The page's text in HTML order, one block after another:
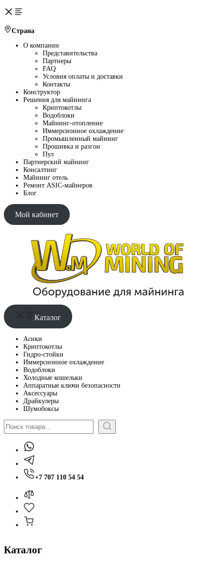
Страна
О компании
Представительства
Партнеры
FAQ
Условия оплаты и доставки
Контакты
Конструктор
Решения для майнинга
Криптокотлы
Водоблоки
Майнинг-отопление
Иммерсионное охлаждение
Промышленный майнинг
Прошивка и разгон
Пул
Партнерский майнинг
Консалтинг
Майнинг отель
Ремонт ASIC-майнеров
Блог
Мой кабинет
Каталог
Асики
Криптокотлы
Гидро-стойки
Иммерсионное охлаждение
Водоблоки
Холодные кошельки
Аппаратные ключи безопасности
Аксессуары
Драйкулеры
Шумобоксы
Поиск
+7 707 110 54 54
Каталог